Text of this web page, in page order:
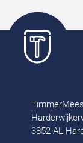
3852 AL